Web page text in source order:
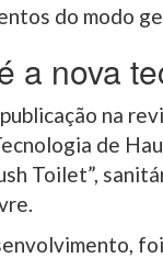
do modo
a nova
na
de
Toilet”,